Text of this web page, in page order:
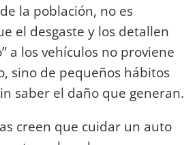
la población, no es
el desgaste y los detallen
a los vehículos no proviene
sino de pequeños hábitos
saber el daño que generan.
creen que cuidar un auto